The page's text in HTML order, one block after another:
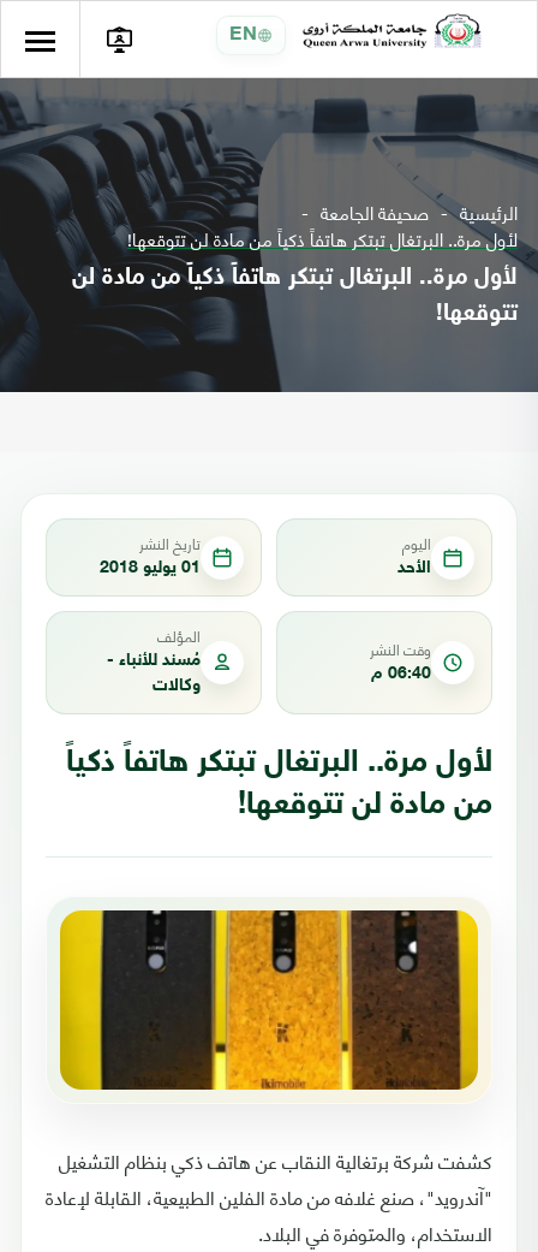
EN
الرئيسية صحيفة الجامعة
لأول مرة.. البرتغال تبتكر هاتفاً ذكياً من مادة لن تتوقعها!
لأول مرة.. البرتغال تبتكر هاتفاً ذكياً من مادة لن
تتوقعها!
اليوم
الأحد
تاريخ النشر
01 يوليو 2018
وقت النشر
06:40 م
المؤلف
مُسند للأنباء -
وكالات
لأول مرة.. البرتغال تبتكر هاتفاً ذكياً
من مادة لن تتوقعها!
كشفت شركة برتغالية النقاب عن هاتف ذكي بنظام التشغيل
"آندرويد"، صنع غلافه من مادة الفلين الطبيعية، القابلة لإعادة
الاستخدام، والمتوفرة في البلاد.